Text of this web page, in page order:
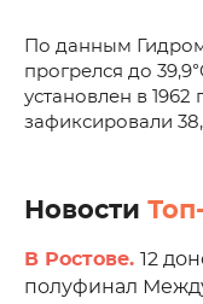
По данным
прогрелся до
установлен в 1962
зафиксировали
Новости
В Ростове. 12
полуфинал